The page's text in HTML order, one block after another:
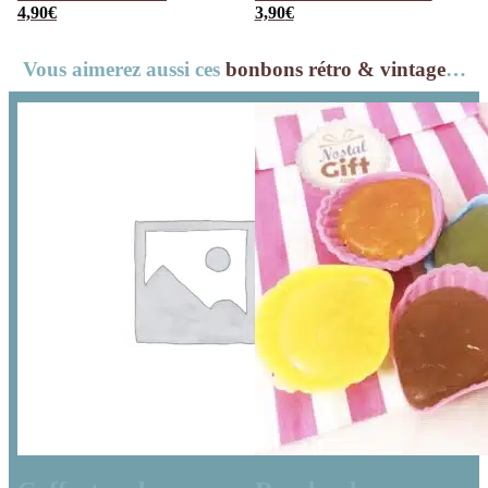
mamans” au
rouge et blanc x4
4,90€
“Maman, je
chocolat”
3,90€
Vous aimerez aussi ces bonbons rétro & vintage…